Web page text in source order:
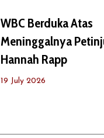
WBC Berduka Atas
Meninggalnya
Hannah Rapp
19 July 2026